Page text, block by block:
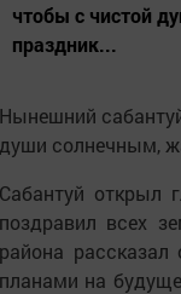
чтобы с чистой
праздник...
солнечным,
открыл
всех
рассказал
на